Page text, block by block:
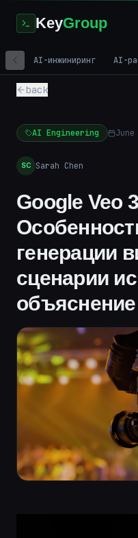
KeyGroup
AI-инжиниринг AI-
back
AI Engineering
SC Sarah Chen
Google Veo
генерации
сценарии
объяснение